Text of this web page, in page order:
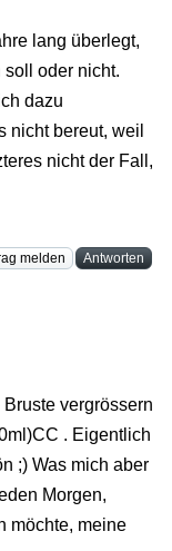
lang überlegt,
oder nicht.
dazu
nicht bereut, weil
nicht der Fall,
melden Antworten
vergrössern
. Eigentlich
;) Was mich aber
Morgen,
möchte, meine